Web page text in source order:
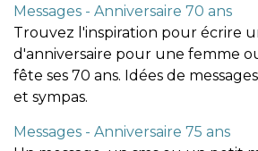
Messages - Anniversaire 70 ans
Trouvez l'inspiration pour écrire
d'anniversaire pour une femme
fête ses 70 ans. Idées de
et sympas.
Messages - Anniversaire 75 ans